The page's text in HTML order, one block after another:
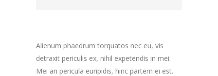
Alienum phaedrum torquatos nec eu, vis
detraxit periculis ex, nihil expetendis in mei.
Mei an pericula euripidis, hinc partem ei est.